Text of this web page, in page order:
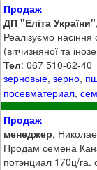
Продаж
ДП "Еліта України"
Реалізуємо
(вітчизняної та
Тел: 067 510-62-40
зерновые,зерно,
посевматериал,
Продаж
менеджер,
Продам семена
потэнциал 170ц/га.